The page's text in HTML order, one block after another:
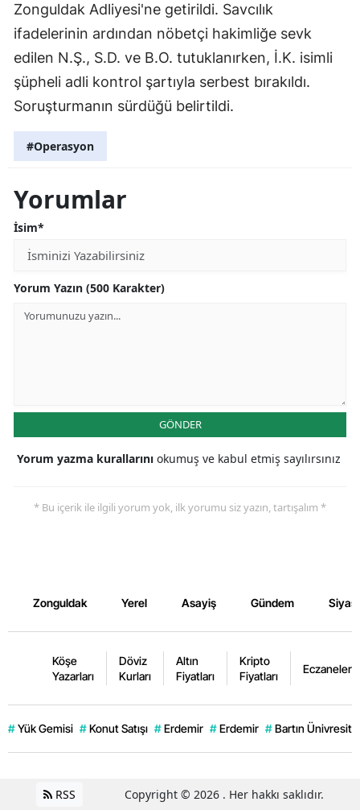
Zonguldak Adliyesi'ne getirildi. Savcılık
ifadelerinin ardından nöbetçi hakimliğe sevk
edilen N.Ş., S.D. ve B.O. tutuklanırken, İ.K. isimli
şüpheli adli kontrol şartıyla serbest bırakıldı.
Soruşturmanın sürdüğü belirtildi.
#Operasyon
Yorumlar
İsim*
Yorum Yazın (500 Karakter)
GÖNDER
Yorum yazma kurallarını okumuş ve kabul etmiş sayılırsınız
* Bu içerik ile ilgili yorum yok, ilk yorumu siz yazın, tartışalım *
Zonguldak Yerel Asayiş Gündem
Köşe
Yazarları
Döviz
Kurları
Altın
Fiyatları
Kripto
Fiyatları
Eczaneler
# Yük Gemisi # Konut Satışı # Erdemir # Erdemir # Bartın
RSS Copyright © 2026 . Her hakkı saklıdır.